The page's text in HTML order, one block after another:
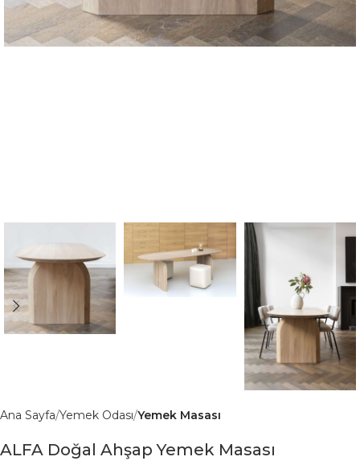
Ana Sayfa Yemek Odası Yemek Masası
ALFA Doğal Ahşap Yemek Masası